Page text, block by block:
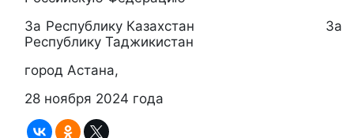
За Республику Казахстан За
Республику Таджикистан
город Астана,
28 ноября 2024 года